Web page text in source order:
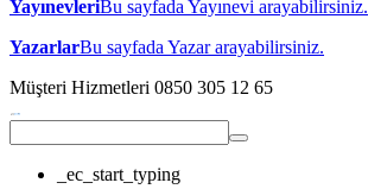
YayınevleriBu sayfada Yayınevi arayabilirsiniz.
YazarlarBu sayfada Yazar arayabilirsiniz.
Müşteri Hizmetleri 0850 305 12 65
_ec_start_typing